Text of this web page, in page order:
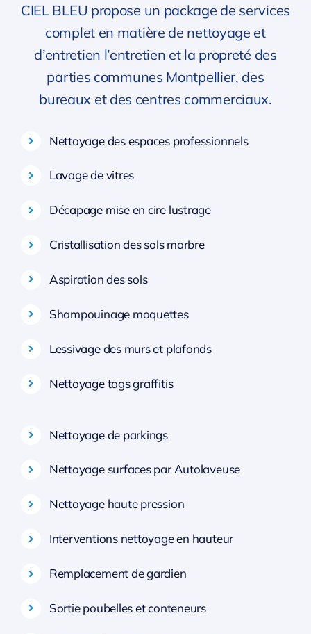
CIEL BLEU propose un package de services
complet en matière de nettoyage et
d’entretien l’entretien et la propreté des
parties communes Montpellier, des
bureaux et des centres commerciaux.
Nettoyage des espaces professionnels
Lavage de vitres
Décapage mise en cire lustrage
Cristallisation des sols marbre
Aspiration des sols
Shampouinage moquettes
Lessivage des murs et plafonds
Nettoyage tags graffitis
Nettoyage de parkings
Nettoyage surfaces par Autolaveuse
Nettoyage haute pression
Interventions nettoyage en hauteur
Remplacement de gardien
Sortie poubelles et conteneurs